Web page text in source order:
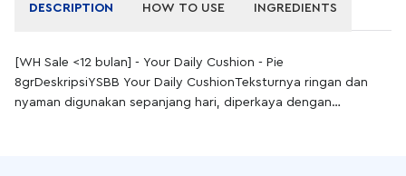
DESCRIPTION HOW TO USE INGREDIENTS
[WH Sale <12 bulan] - Your Daily Cushion - Pie
8grDeskripsiYSBB Your Daily CushionTeksturnya ringan dan
nyaman digunakan sepanjang hari, diperkaya dengan